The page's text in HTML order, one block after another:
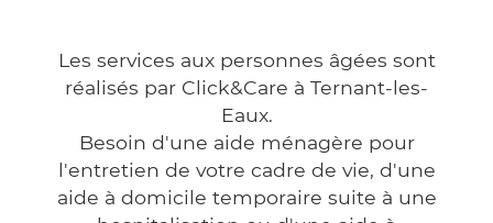
Les services aux personnes âgées sont
réalisés par Click&Care à Ternant-les-
Eaux.
Besoin d'une aide ménagère pour
l'entretien de votre cadre de vie, d'une
aide à domicile temporaire suite à une